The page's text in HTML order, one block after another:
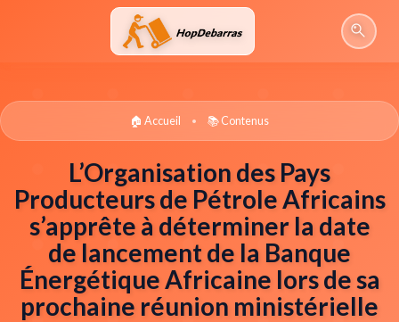
🏠 Accueil • 📚 Contenus
L’Organisation des Pays
Producteurs de Pétrole Africains
s’apprête à déterminer la date
de lancement de la Banque
Énergétique Africaine lors de sa
prochaine réunion ministérielle